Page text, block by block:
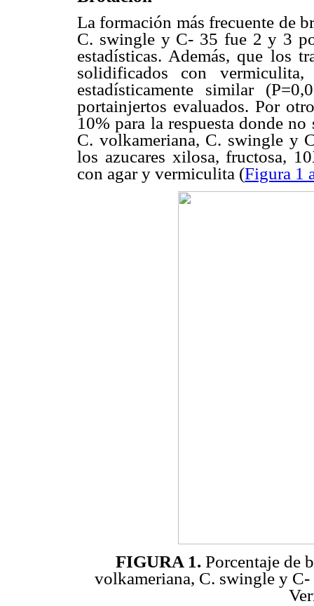
La formación más frecuente de
C. swingle y C- 35 fue 2 y 3
estadísticas. Además, que los
solidificados con
estadísticamente similar
portainjertos evaluados. Por
10% para la respuesta donde
C. volkameriana, C. swingle y
los azucares xilosa, fructosa,
con agar y vermiculita (Figura 1
FIGURA 1. Porcentaje de
volkameriana, C. swingle y C-